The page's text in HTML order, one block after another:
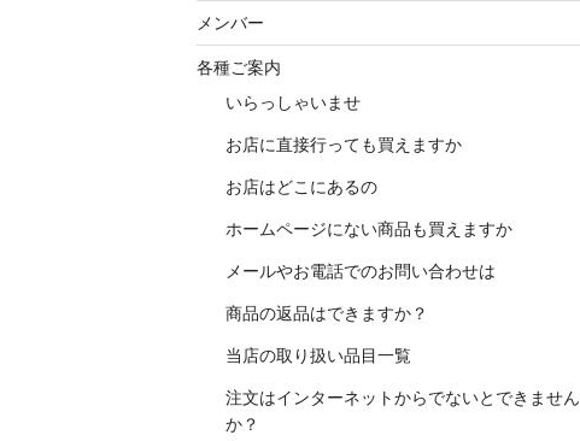
メンバー
各種ご案内
いらっしゃいませ
お店に直接行っても買えますか
お店はどこにあるの
ホームページにない商品も買えますか
メールやお電話でのお問い合わせは
商品の返品はできますか？
当店の取り扱い品目一覧
注文はインターネットからでないとできません
か？